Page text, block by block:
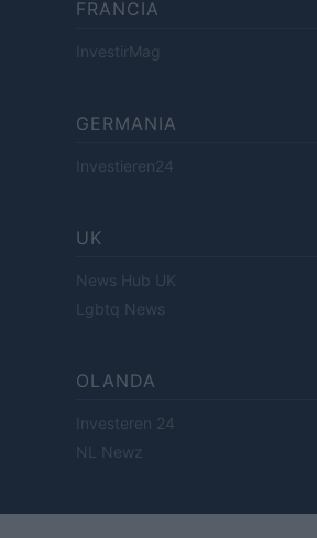
FRANCIA
InvestirMag
GERMANIA
Investieren24
UK
News Hub UK
Lgbtq News
OLANDA
Investeren 24
NL Newz